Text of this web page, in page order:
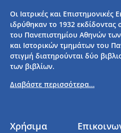
Οι Ιατρικές και Επιστημονικές
ιδρύθηκαν το 1932
του Πανεπιστημίου Αθηνών
και Ιστορικών τμημάτων του
στιγμή διατηρούνται δύο
των βιβλίων.
Διαβάστε περισσότερα…
Χρήσιμα